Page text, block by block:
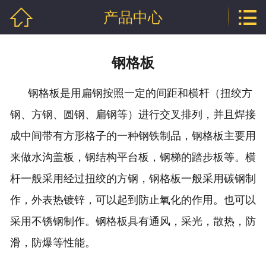
程泰业绩
企业资质
联系我们
 产品中心 
钢格板
钢格板是用扁钢按照一定的间距和横杆（扭绞方
钢、方钢、圆钢、扁钢等）进行交叉排列，并且焊接
成中间带有方形格子的一种钢铁制品，钢格板主要用
来做水沟盖板，钢结构平台板，钢梯的踏步板等。横
杆一般采用经过扭绞的方钢，钢格板一般采用碳钢制
作，外表热镀锌，可以起到防止氧化的作用。也可以
采用不锈钢制作。钢格板具有通风，采光，散热，防
滑，防爆等性能。